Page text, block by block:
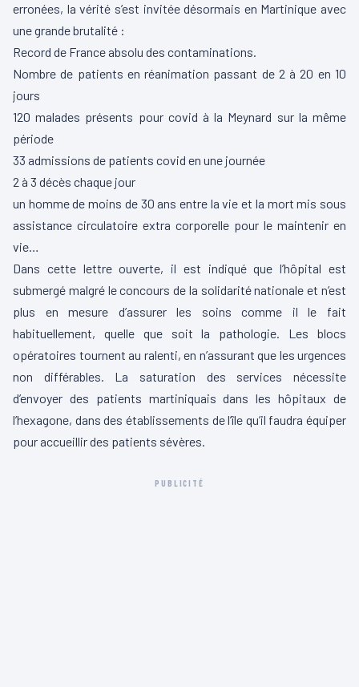
erronées, la vérité s’est invitée désormais en Martinique avec
une grande brutalité :
Record de France absolu des contaminations.
Nombre de patients en réanimation passant de 2 à 20 en 10
jours
120 malades présents pour covid à la Meynard sur la même
période
33 admissions de patients covid en une journée
2 à 3 décès chaque jour
un homme de moins de 30 ans entre la vie et la mort mis sous
assistance circulatoire extra corporelle pour le maintenir en
vie…
Dans cette lettre ouverte, il est indiqué que l’hôpital est
submergé malgré le concours de la solidarité nationale et n’est
plus en mesure d’assurer les soins comme il le fait
habituellement, quelle que soit la pathologie. Les blocs
opératoires tournent au ralenti, en n’assurant que les urgences
non différables. La saturation des services nécessite
d’envoyer des patients martiniquais dans les hôpitaux de
l’hexagone, dans des établissements de l’île qu’il faudra équiper
pour accueillir des patients sévères.
PUBLICITÉ